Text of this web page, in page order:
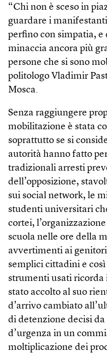
“Chi non è sceso in
guardare i
perfino con simpatia, e
minaccia ancora più
persone che si sono
politologo Vladimir
Mosca.
Senza raggiungere
mobilitazione è stata
soprattutto se si
autorità hanno fatto
tradizionali arresti
dell’opposizione,
sui social network, le
studenti universitari
cortei,
scuola nelle ore della
avvertimenti ai
semplici cittadini e
strumenti usati ricorda
stato accolto al suo
d’arrivo cambiato
di detenzione decisi
d’urgenza in un
moltiplicazione dei